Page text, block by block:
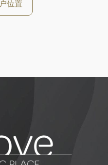
位置